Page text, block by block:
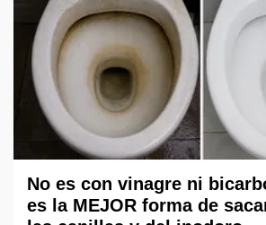
No es con vinagre ni
es la MEJOR forma de